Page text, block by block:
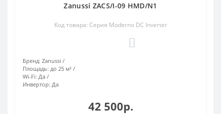
Zanussi ZACS/I-09 HMD/N1
Код товара: Серия Moderno DC Inverter
Бренд: Zanussi
Площадь: до 25 м²
Wi-Fi: Да
Инвертор: Да
42 500р.